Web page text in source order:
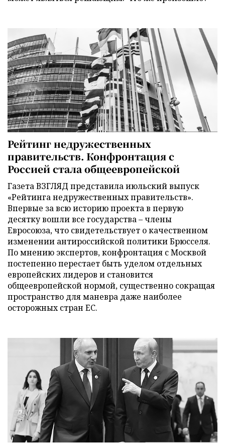
Рейтинг недружественных
правительств. Конфронтация с
Россией стала общеевропейской
Газета ВЗГЛЯД представила июльский выпуск
«Рейтинга недружественных правительств».
Впервые за всю историю проекта в первую
десятку вошли все государства – члены
Евросоюза, что свидетельствует о качественном
изменении антироссийской политики Брюсселя.
По мнению экспертов, конфронтация с Москвой
постепенно перестает быть уделом отдельных
европейских лидеров и становится
общеевропейской нормой, существенно сокращая
пространство для маневра даже наиболее
осторожных стран ЕС.